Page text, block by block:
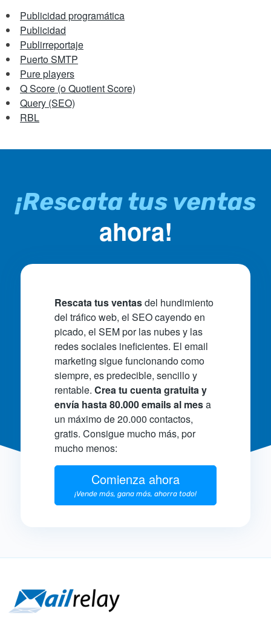
Publicidad programática
Publicidad
Publirreportaje
Puerto SMTP
Pure players
Q Score (o Quotient Score)
Query (SEO)
RBL
¡Rescata tus ventas
ahora!
Rescata tus ventasdel hundimiento
del tráfico web, el SEO cayendo en
picado, el SEM por las nubes y las
redes sociales ineficientes. El email
marketing sigue funcionando como
siempre, es predecible, sencillo y
rentable. Crea tu cuenta gratuita y
envía hasta 80.000 emails al mesa
un máximo de 20.000 contactos,
gratis. Consigue mucho más, por
mucho menos:
Comienza ahora
¡Vende más, gana más, ahorra todo!